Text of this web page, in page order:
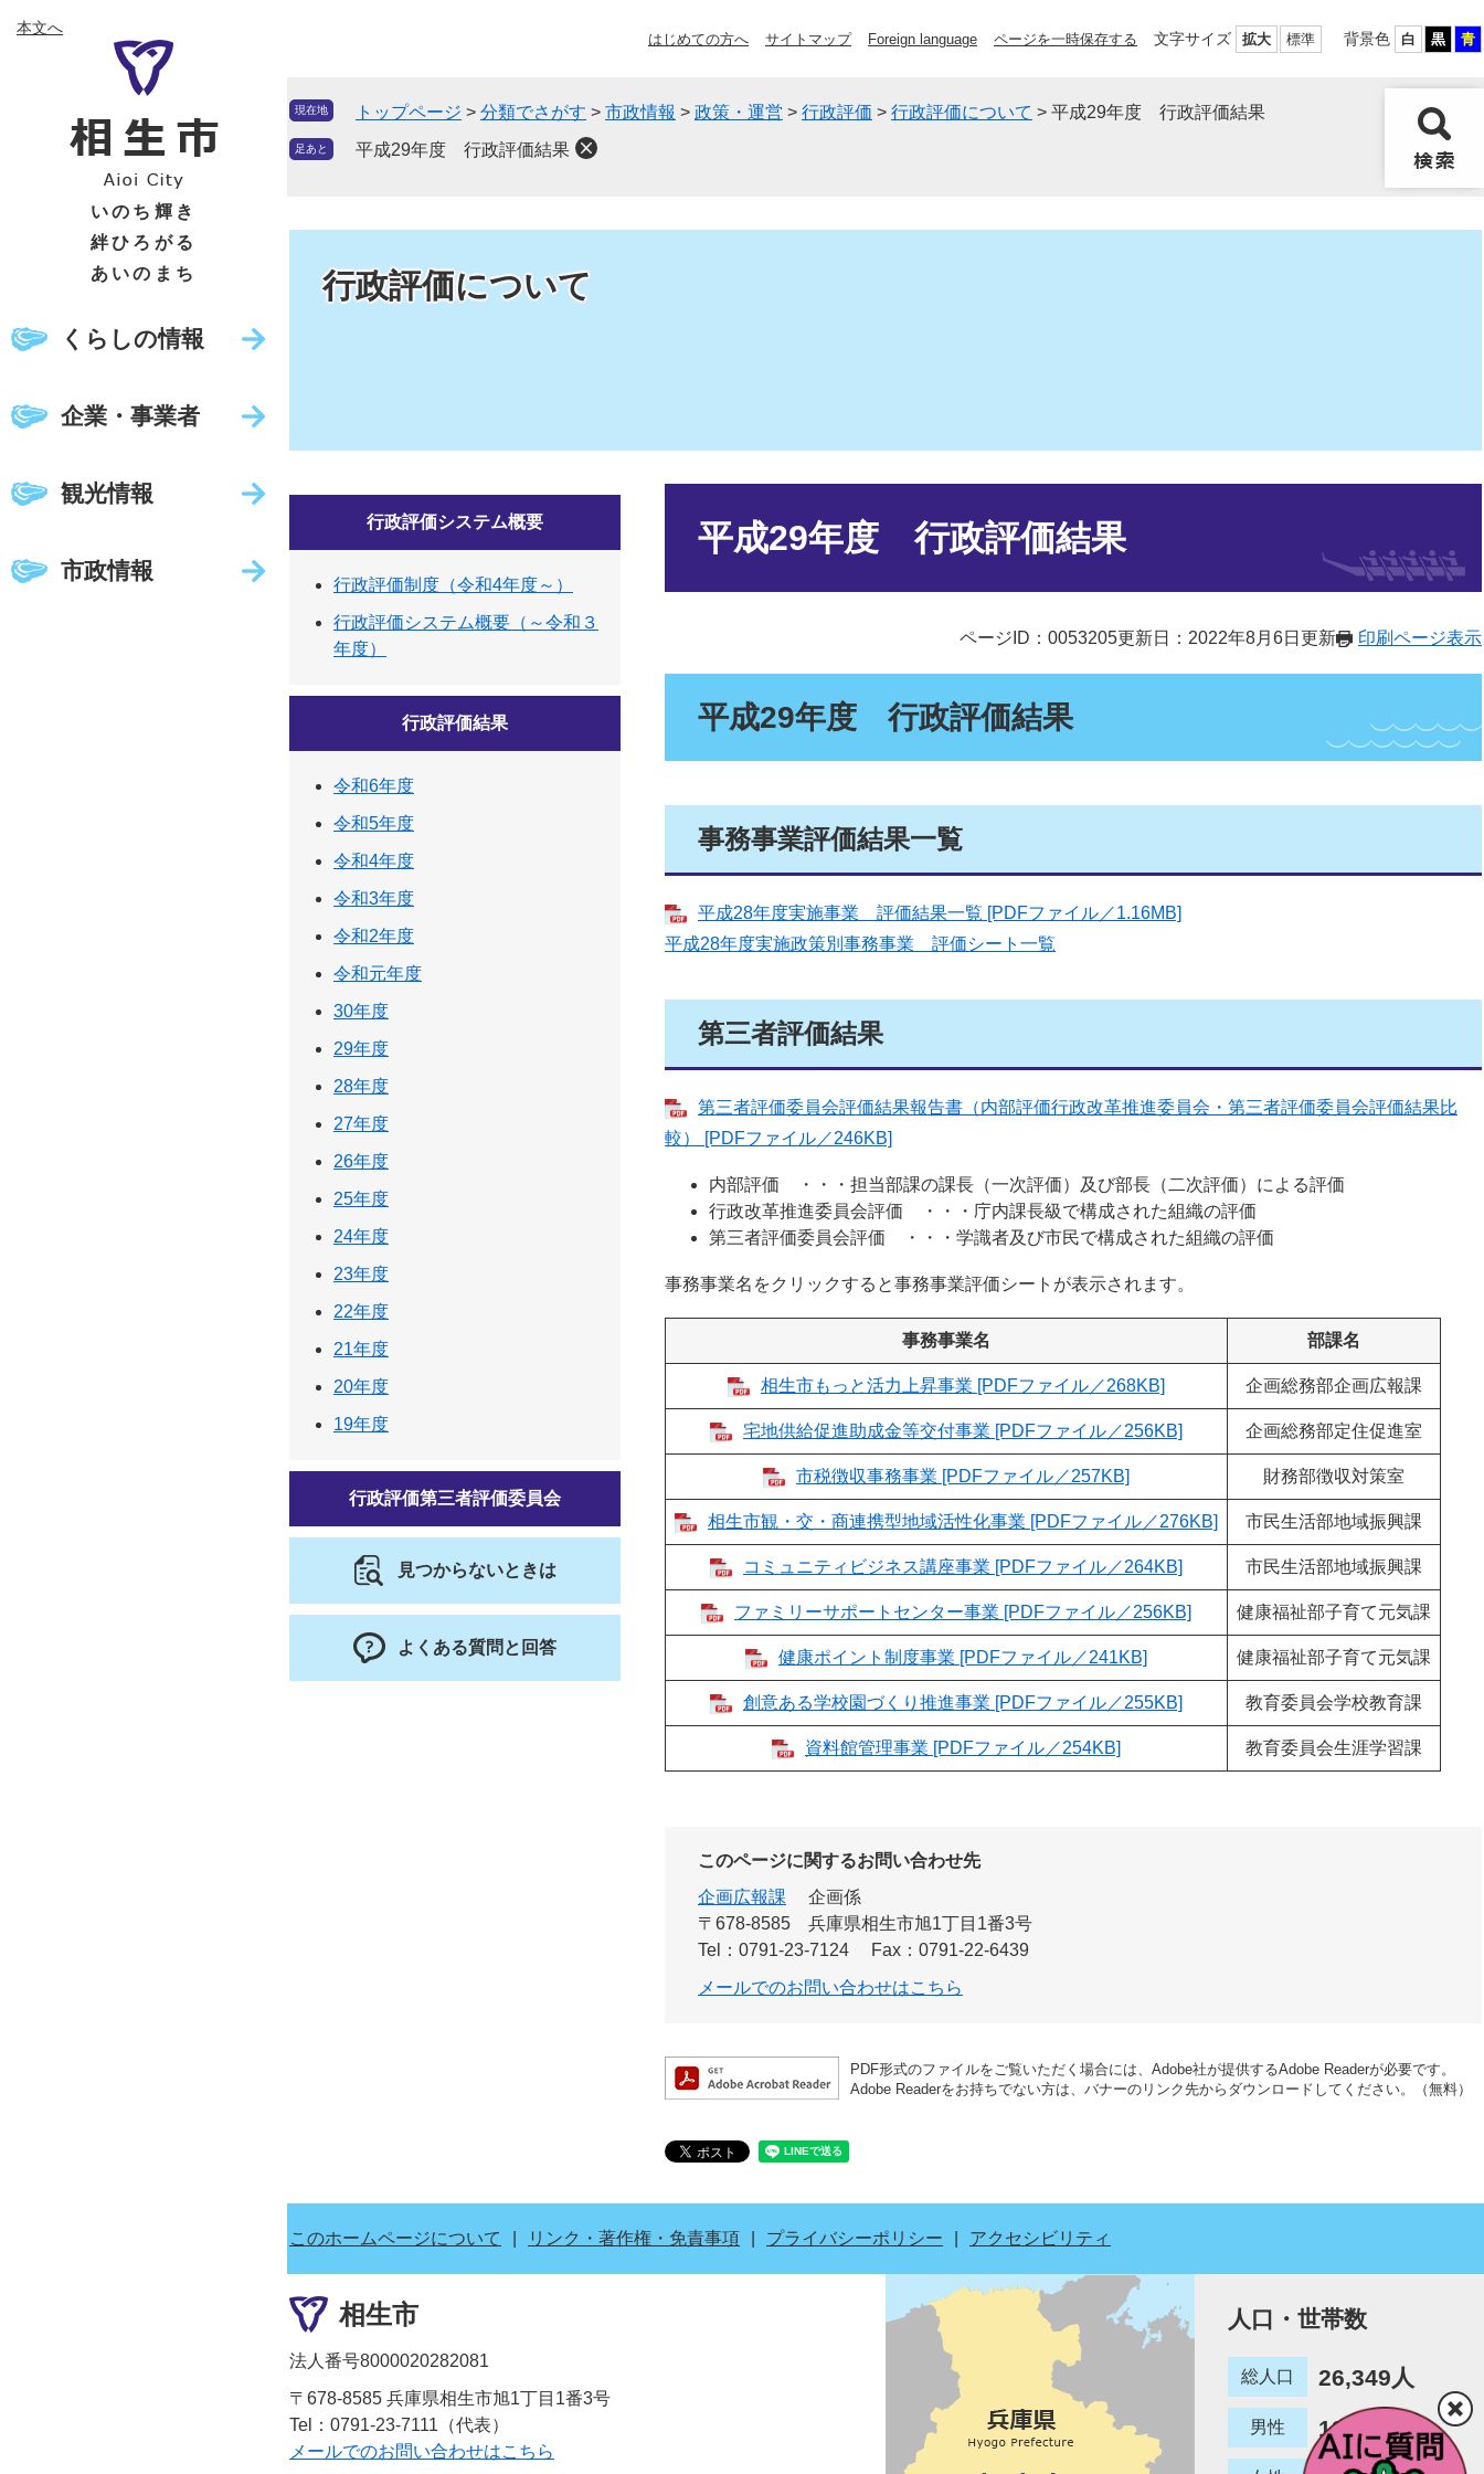
ー
ニ
本文へ
いのち輝き
絆ひろがる
あいのまち
くらしの情報
企業・事業者
観光情報
市政情報
はじめての方へ サイトマップ Foreign language ページを一時保存する 文字サイズ 拡大 標準 背景色 白 黒 青
現在地 トップページ > 分類でさがす > 市政情報 > 政策・運営 > 行政評価 > 行政評価について > 平成29年度 行政評価結果
足あと 平成29年度 行政評価結果
行政評価について
平成29年度 行政評価結果
ページID：0053205更新日：2022年8月6日更新 印刷ページ表示
平成29年度 行政評価結果
事務事業評価結果一覧
平成28年度実施事業 評価結果一覧 [PDFファイル／1.16MB]
平成28年度実施政策別事務事業 評価シート一覧
第三者評価結果
第三者評価委員会評価結果報告書（内部評価行政改革推進委員会・第三者評価委員会評価結果比
較） [PDFファイル／246KB]
内部評価 ・・・担当部課の課長（一次評価）及び部長（二次評価）による評価
行政改革推進委員会評価 ・・・庁内課長級で構成された組織の評価
第三者評価委員会評価 ・・・学識者及び市民で構成された組織の評価
事務事業名をクリックすると事務事業評価シートが表示されます。
事務事業名 部課名
相生市もっと活力上昇事業 [PDFファイル／268KB] 企画総務部企画広報課
宅地供給促進助成金等交付事業 [PDFファイル／256KB] 企画総務部定住促進室
市税徴収事務事業 [PDFファイル／257KB] 財務部徴収対策室
相生市観・交・商連携型地域活性化事業 [PDFファイル／276KB] 市民生活部地域振興課
コミュニティビジネス講座事業 [PDFファイル／264KB] 市民生活部地域振興課
ファミリーサポートセンター事業 [PDFファイル／256KB] 健康福祉部子育て元気課
健康ポイント制度事業 [PDFファイル／241KB] 健康福祉部子育て元気課
創意ある学校園づくり推進事業 [PDFファイル／255KB] 教育委員会学校教育課
資料館管理事業 [PDFファイル／254KB] 教育委員会生涯学習課
このページに関するお問い合わせ先
企画広報課
企画係
〒678-8585
兵庫県相生市旭1丁目1番3号
Tel：0791-23-7124
Fax：0791-22-6439
メールでのお問い合わせはこちら
PDF形式のファイルをご覧いただく場合には、Adobe社が提供するAdobe Readerが必要です。
Adobe Readerをお持ちでない方は、バナーのリンク先からダウンロードしてください。（無料）
行政評価システム概要
行政評価制度（令和4年度～）
行政評価システム概要（～令和３
年度）
行政評価結果
令和6年度
令和5年度
令和4年度
令和3年度
令和2年度
令和元年度
30年度
29年度
28年度
27年度
26年度
25年度
24年度
23年度
22年度
21年度
20年度
19年度
行政評価第三者評価委員会
見つからないときは
よくある質問と回答
このホームページについて リンク・著作権・免責事項 プライバシーポリシー アクセシビリティ
相生市
法人番号8000020282081
〒678-8585 兵庫県相生市旭1丁目1番3号
Tel：0791-23-7111（代表）
メールでのお問い合わせはこちら
人口・世帯数
総人口 26,349人
男性 12,780人